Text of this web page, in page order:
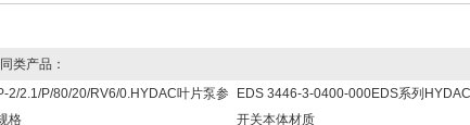
类产品：
2/2.1/P/80/20/RV6/0.HYDAC叶片泵参
格
EDS 3446-3-0400-000EDS系列
开关本体材质